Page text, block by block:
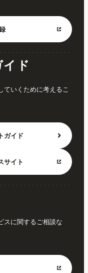
ド
ていくために考えるこ
ガイド
サイト
スに関するご相談な